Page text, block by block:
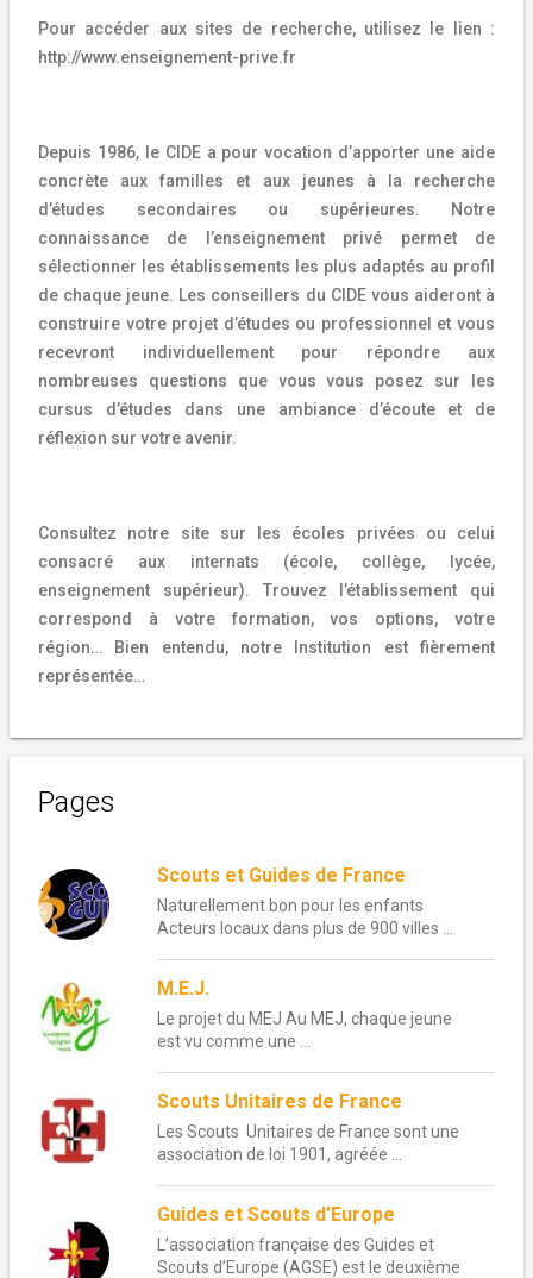
Pour accéder aux sites de recherche, utilisez le lien :
http://www.enseignement-prive.fr
Depuis 1986, le CIDE a pour vocation d’apporter une aide
concrète aux familles et aux jeunes à la recherche
d’études secondaires ou supérieures. Notre
connaissance de l’enseignement privé permet de
sélectionner les établissements les plus adaptés au profil
de chaque jeune. Les conseillers du CIDE vous aideront à
construire votre projet d’études ou professionnel et vous
recevront individuellement pour répondre aux
nombreuses questions que vous vous posez sur les
cursus d’études dans une ambiance d’écoute et de
réflexion sur votre avenir.
Consultez notre site sur les écoles privées ou celui
consacré aux internats (école, collège, lycée,
enseignement supérieur). Trouvez l’établissement qui
correspond à votre formation, vos options, votre
région… Bien entendu, notre Institution est fièrement
représentée…
Pages
Scouts et Guides de France
Naturellement bon pour les enfants
Acteurs locaux dans plus de 900 villes ...
M.E.J.
Le projet du MEJ Au MEJ, chaque jeune
est vu comme une ...
Scouts Unitaires de France
Les Scouts Unitaires de France sont une
association de loi 1901, agréée ...
Guides et Scouts d’Europe
L’association française des Guides et
Scouts d’Europe (AGSE) est le deuxième